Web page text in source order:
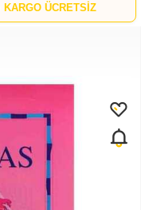
KARGO ÜCRETSİZ